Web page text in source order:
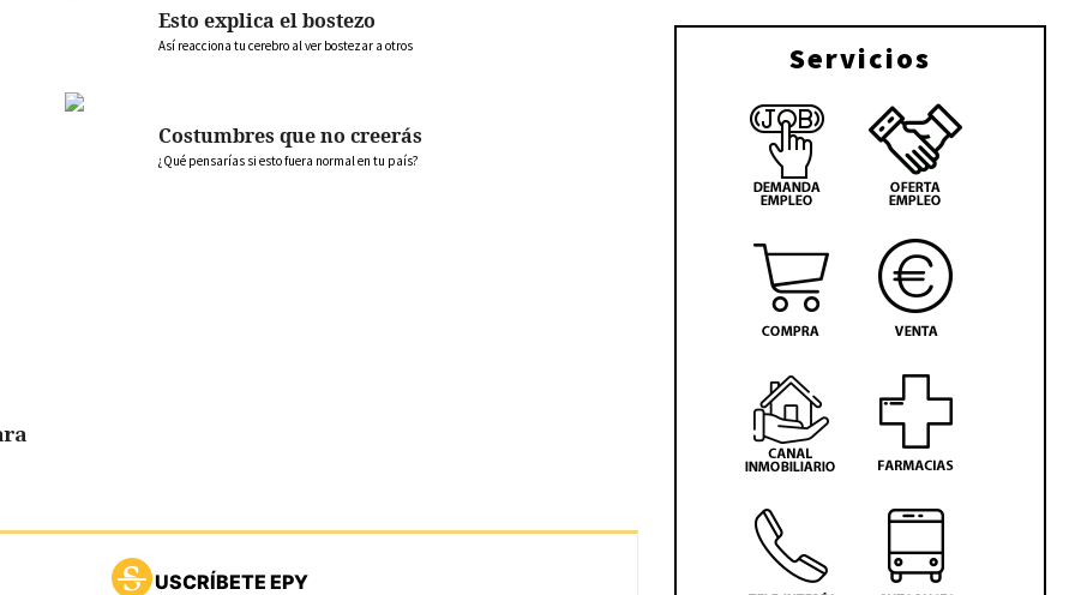
Esto explica el bostezo
Así reacciona tu cerebro al ver bostezar a otros
Costumbres que no creerás
¿Qué pensarías si esto fuera normal en tu país?
USCRÍBETE EPY
Servicios